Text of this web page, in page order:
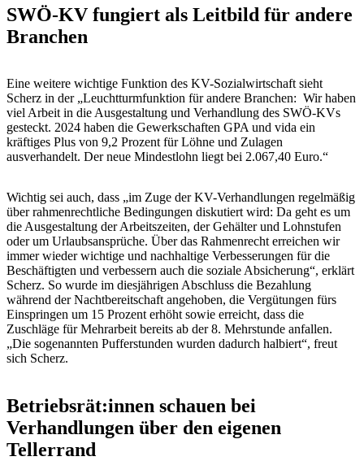
SWÖ-KV fungiert als Leitbild für andere
Branchen
Eine weitere wichtige Funktion des KV-Sozialwirtschaft sieht
Scherz in der „Leuchtturmfunktion für andere Branchen: Wir haben
viel Arbeit in die Ausgestaltung und Verhandlung des SWÖ-KVs
gesteckt. 2024 haben die Gewerkschaften GPA und vida ein
kräftiges Plus von 9,2 Prozent für Löhne und Zulagen
ausverhandelt. Der neue Mindestlohn liegt bei 2.067,40 Euro.“
Wichtig sei auch, dass „im Zuge der KV-Verhandlungen regelmäßig
über rahmenrechtliche Bedingungen diskutiert wird: Da geht es um
die Ausgestaltung der Arbeitszeiten, der Gehälter und Lohnstufen
oder um Urlaubsansprüche. Über das Rahmenrecht erreichen wir
immer wieder wichtige und nachhaltige Verbesserungen für die
Beschäftigten und verbessern auch die soziale Absicherung“, erklärt
Scherz. So wurde im diesjährigen Abschluss die Bezahlung
während der Nachtbereitschaft angehoben, die Vergütungen fürs
Einspringen um 15 Prozent erhöht sowie erreicht, dass die
Zuschläge für Mehrarbeit bereits ab der 8. Mehrstunde anfallen.
„Die sogenannten Pufferstunden wurden dadurch halbiert“, freut
sich Scherz.
Betriebsrät:innen schauen bei
Verhandlungen über den eigenen
Tellerrand